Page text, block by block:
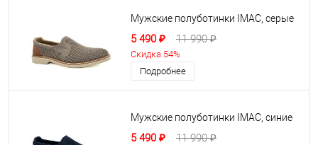
Мужские полуботинки IMAC, серые
5 490 ₽ 11 990 ₽
Скидка 54%
Подробнее
Мужские полуботинки IMAC, синие
5 490 ₽ 11 990 ₽